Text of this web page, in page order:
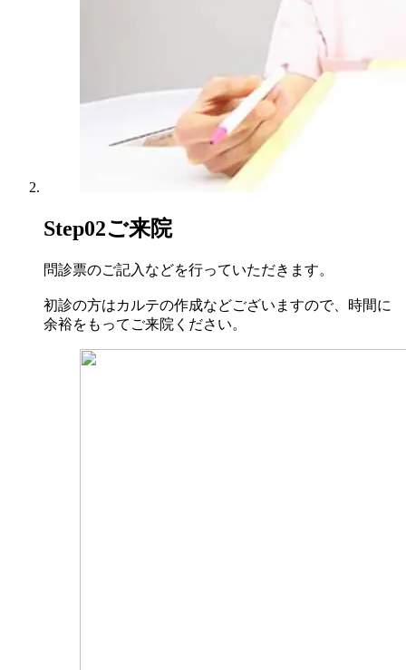
Step02ご来院
問診票のご記入などを行っていただきます。
初診の方はカルテの作成などございますので、時間に
余裕をもってご来院ください。